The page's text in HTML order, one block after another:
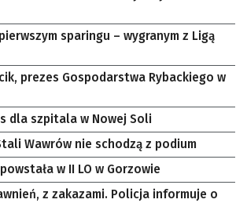
sparingu – wygranym z Ligą
prezes Gospodarstwa Rybackiego w
dla szpitala w Nowej Soli
Wawrów nie schodzą z podium
w II LO w Gorzowie
z zakazami. Policja informuje o